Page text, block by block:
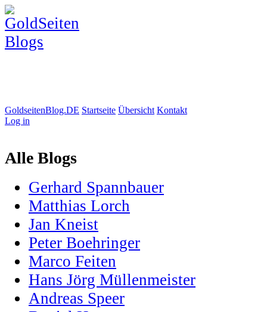
GoldseitenBlog.DE Startseite Übersicht Kontakt
Log in
Alle Blogs
Gerhard Spannbauer
Matthias Lorch
Jan Kneist
Peter Boehringer
Marco Feiten
Hans Jörg Müllenmeister
Andreas Speer